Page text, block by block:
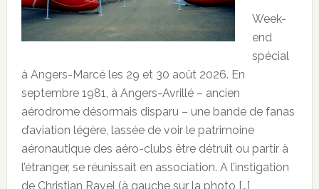
Week-
end
spécial
à Angers-Marcé les 29 et 30 août 2026. En
septembre 1981, à Angers-Avrillé – ancien
aérodrome désormais disparu – une bande de fanas
d’aviation légère, lassée de voir le patrimoine
aéronautique des aéro-clubs être détruit ou partir à
l’étranger, se réunissait en association. A l’instigation
de Christian Ravel (à gauche sur la photo […]